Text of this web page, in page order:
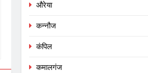
औरेया
कन्नौज
कंपिल
कमालगंज